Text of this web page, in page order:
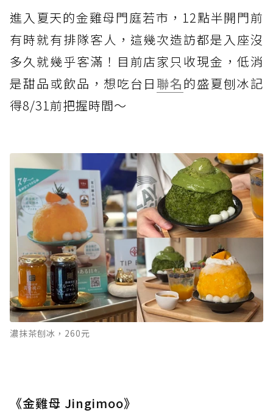
進入夏天的金雞母門庭若市，12點半開門前
有時就有排隊客人，這幾次造訪都是入座沒
多久就幾乎客滿！目前店家只收現金，低消
是甜品或飲品，想吃台日 聯名的盛夏刨冰記
得8/31前把握時間～
濃抹茶刨冰，260元
《金雞母 Jingimoo》